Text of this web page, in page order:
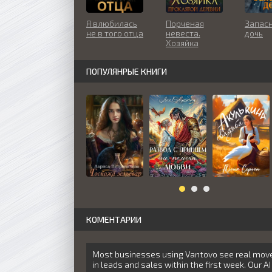
Я влюбилась
не в того отца
Порченая
невеста.
Хозяйка
деревни
дочь
ПОПУЛЯНРЫЕ КНИГИ
КОМЕНТАРИИ
Most businesses using Vantovo see real
in leads and sales within the first week. Our AI